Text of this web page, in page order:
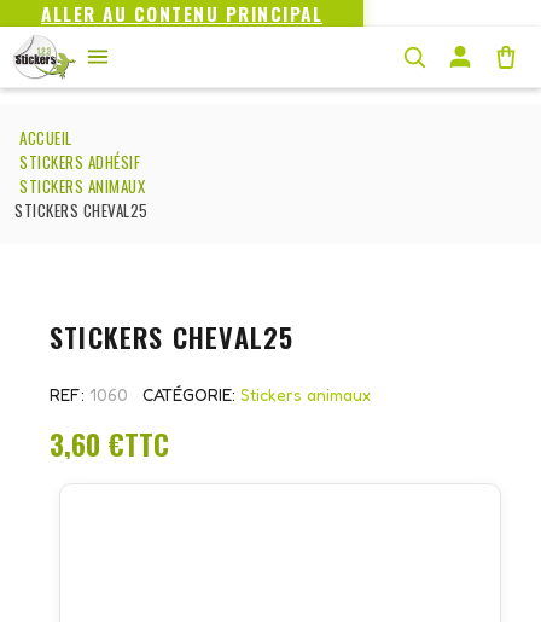
ALLER AU CONTENU PRINCIPAL
ACCUEIL
STICKERS ADHÉSIF
STICKERS ANIMAUX
STICKERS CHEVAL25
STICKERS CHEVAL25
REF 1060 CATÉGORIE Stickers animaux
3,60 €TTC